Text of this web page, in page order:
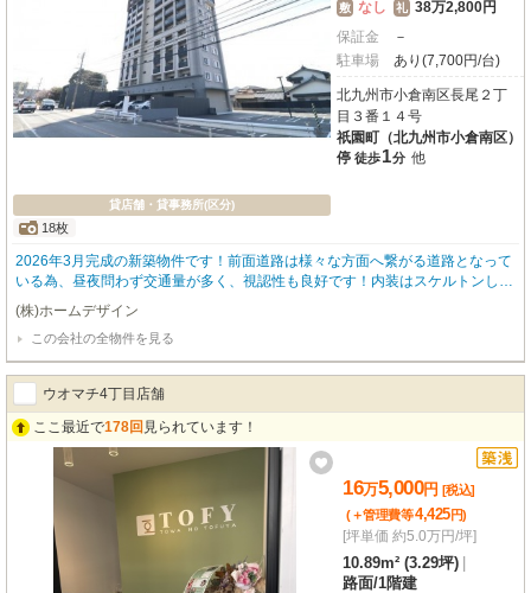
貸店舗・貸事務所(区分)
18枚
敷 なし 礼 38万2,800円
保証金
－
駐車場
あり(7,700円/台)
北九州市小倉南区長尾２丁
目３番１４号
祇園町（北九州市小倉南区）
停 徒歩1分 他
2026年3月完成の新築物件です！前面道路は様々な方面へ繋がる道路となって
いる為、昼夜問わず交通量が多く、視認性も良好です！内装はスケルトンしよ
うとなっており、自分だけの店舗をイチから作ることができます☆
(株)ホームデザイン
この会社の全物件を見る
ウオマチ4丁目店舗
ここ最近で178回 見られています！
16万5,000円 [税込]
(＋管理費等4,425円)
[坪単価 約5.0万円/坪]
10.89m² (3.29坪)
路面/1階建